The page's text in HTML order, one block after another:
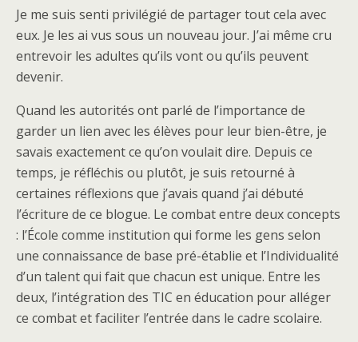
Je me suis senti privilégié de partager tout cela avec
eux. Je les ai vus sous un nouveau jour. J’ai même cru
entrevoir les adultes qu’ils vont ou qu’ils peuvent
devenir.
Quand les autorités ont parlé de l’importance de
garder un lien avec les élèves pour leur bien-être, je
savais exactement ce qu’on voulait dire. Depuis ce
temps, je réfléchis ou plutôt, je suis retourné à
certaines réflexions que j’avais quand j’ai débuté
l’écriture de ce blogue. Le combat entre deux concepts
: l’École comme institution qui forme les gens selon
une connaissance de base pré-établie et l’Individualité
d’un talent qui fait que chacun est unique. Entre les
deux, l’intégration des TIC en éducation pour alléger
ce combat et faciliter l’entrée dans le cadre scolaire.